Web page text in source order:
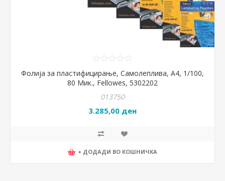
Фолија за пластифицирање, Самолеплива, А4, 1/100,
80 Мик., Fellowes, 5302202
013750
3.285,00 ден
+ ДОДАДИ ВО КОШНИЧКА